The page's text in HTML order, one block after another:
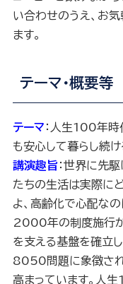
い合わせのうえ、お
ます。
テーマ・概要等
テーマ ：人生100年
も安心して暮らし続
講演趣旨：世界に先
たちの生活は実際に
よ、高齢化で心配な
2000年の制度施行か
を支える基盤を確立し
8050問題に象徴さ
高まっています。人